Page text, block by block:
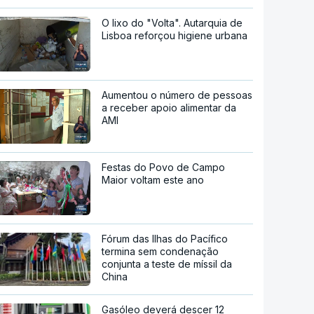
O lixo do "Volta". Autarquia de
Lisboa reforçou higiene urbana
Aumentou o número de pessoas
a receber apoio alimentar da
AMI
Festas do Povo de Campo
Maior voltam este ano
Fórum das Ilhas do Pacífico
termina sem condenação
conjunta a teste de míssil da
China
Gasóleo deverá descer 12